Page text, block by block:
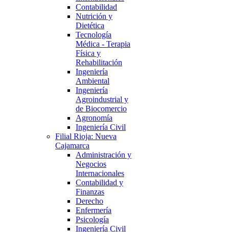
Contabilidad
Nutrición y
Dietética
Tecnología
Médica - Terapia
Física y
Rehabilitación
Ingeniería
Ambiental
Ingeniería
Agroindustrial y
de Biocomercio
Agronomía
Ingeniería Civil
Filial Rioja: Nueva
Cajamarca
Administración y
Negocios
Internacionales
Contabilidad y
Finanzas
Derecho
Enfermería
Psicología
Ingeniería Civil